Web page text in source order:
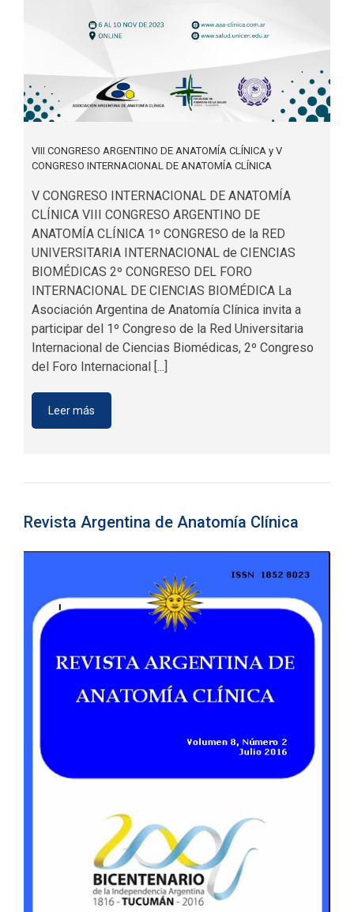
VIII CONGRESO ARGENTINO DE ANATOMÍA CLÍNICA y V
CONGRESO INTERNACIONAL DE ANATOMÍA CLÍNICA
V CONGRESO INTERNACIONAL DE ANATOMÍA
CLÍNICA VIII CONGRESO ARGENTINO DE
ANATOMÍA CLÍNICA 1º CONGRESO de la RED
UNIVERSITARIA INTERNACIONAL de CIENCIAS
BIOMÉDICAS 2º CONGRESO DEL FORO
INTERNACIONAL DE CIENCIAS BIOMÉDICA La
Asociación Argentina de Anatomía Clínica invita a
participar del 1º Congreso de la Red Universitaria
Internacional de Ciencias Biomédicas, 2º Congreso
del Foro Internacional [...]
Leer más
Revista Argentina de Anatomía Clínica